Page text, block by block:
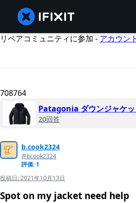
リペアコミュニティに参加 - アカウン
708764
Patagonia ダウンジャケッ
20回答
b.cook2324
@bcook2324
評価: 1
投稿日:2021年10月13日
Spot on my jacket need help